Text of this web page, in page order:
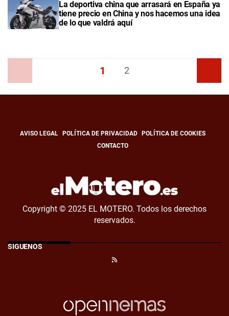
La deportiva china que arrasará en España ya
tiene precio en China y nos hacemos una idea
de lo que valdrá aquí
1 2
AVISO LEGAL POLÍTICA DE PRIVACIDAD
POLÍTICA DE COOKIES
CONTACTO
Copyright © 2025 EL MOTERO. Todos los derechos
reservados.
SÍGUENOS